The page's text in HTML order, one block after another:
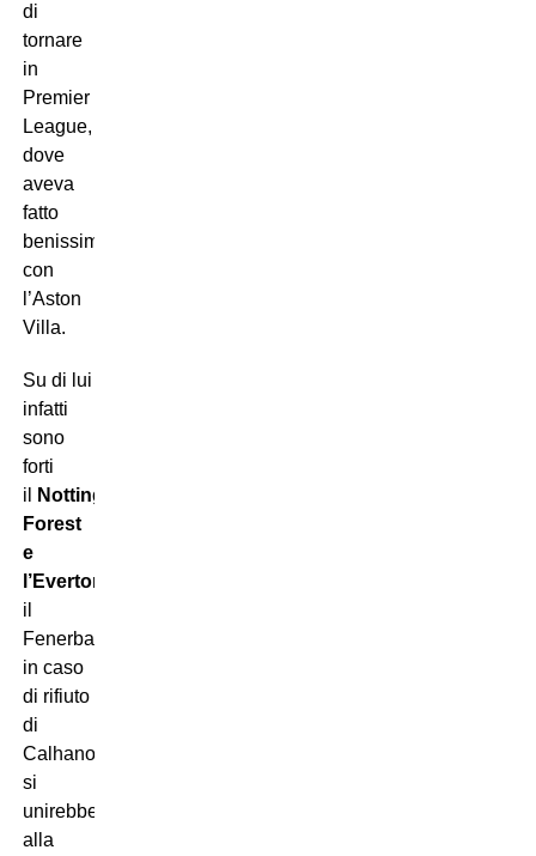
di
tornare
in
Premier
League,
dove
aveva
fatto
benissimo
con
l’Aston
Villa.
Su di lui
infatti
sono
forti
il
Nottingham
Forest
e
l’Everton
il
Fenerbahce,
in caso
di rifiuto
di
Calhanoglu,
si
unirebbe
alla